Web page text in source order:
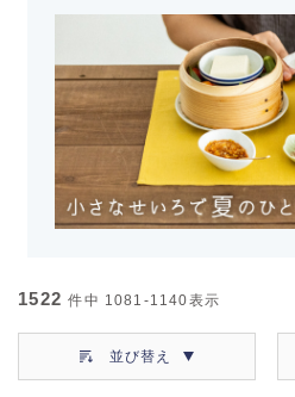
1522 件中 1081-1140表示
並び替え